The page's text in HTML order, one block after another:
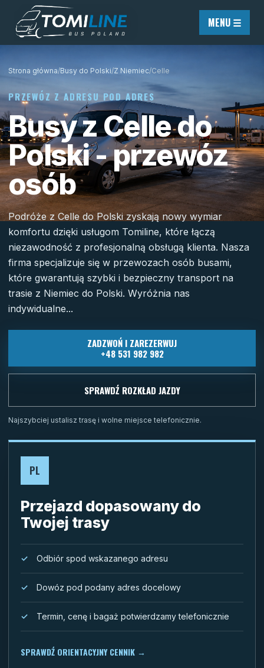
Przejdź do treści
MENU ☰
Strona główna/Busy do Polski/Z Niemiec/Celle
PRZEWÓZ Z ADRESU POD ADRES
Busy z Celle do
Polski - przewóz
osób
Podróże z Celle do Polski zyskają nowy wymiar
komfortu dzięki usługom Tomiline, które łączą
niezawodność z profesjonalną obsługą klienta. Nasza
firma specjalizuje się w przewozach osób busami,
które gwarantują szybki i bezpieczny transport na
trasie z Niemiec do Polski. Wyróżnia nas
indywidualne...
ZADZWOŃ I ZAREZERWUJ
+48 531 982 982
SPRAWDŹ ROZKŁAD JAZDY
Najszybciej ustalisz trasę i wolne miejsce telefonicznie.
PL
Przejazd dopasowany do
Twojej trasy
Odbiór spod wskazanego adresu
Dowóz pod podany adres docelowy
Termin, cenę i bagaż potwierdzamy telefonicznie
SPRAWDŹ ORIENTACYJNY CENNIK →